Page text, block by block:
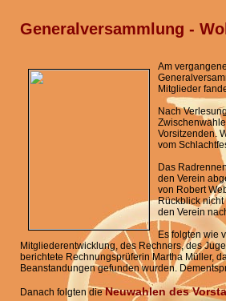
Generalversammlung -
Am
Mitglieder
Nach
Vorsitzenden.
vom
Das
den Verein
von Robert
Rückblick nicht
den Verein
Es folgten wie
Mitgliederentwicklung, des Rechners, des
berichtete Rechnungsprüferin Martha Müller,
Beanstandungen gefunden wurden.
Danach folgten dieNeuwahlen des